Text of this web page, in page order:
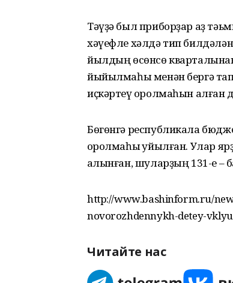
Тәүҙә был приборҙар аҙ
хәүефле хәлдә тип
йылдың өсөнсө
йыйылмаһы менән бергә
иҫкәртеү ҡоролмаһын алған
Бөгөнгә республикала
ҡоролмаһы ҡуйылған. Улар
ҡалынған, шуларҙың 131-е –
http://www.bashinform.ru/
novorozhdennykh-detey-
Читайте нас